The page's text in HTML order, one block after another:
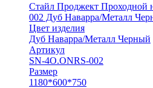
Стайл Проджект Проходной
002 Дуб Наварра/Металл
Цвет изделия
Дуб Наварра/Металл Черный
Артикул
SN-4O.ONRS-002
Размер
1180*600*750